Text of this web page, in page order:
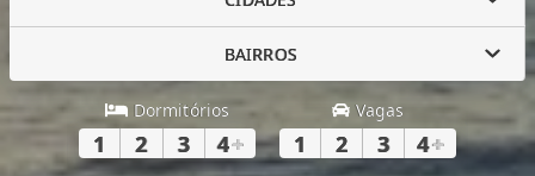
BAIRROS
Dormitórios
1 2 3 4+
Vagas
1 2 3 4+